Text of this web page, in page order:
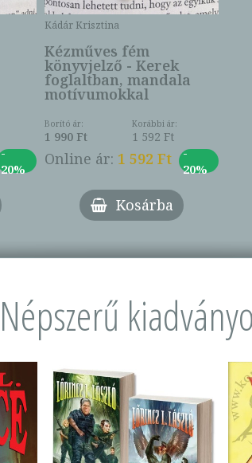
-
20%
Kádár Krisztina
Kézműves fém
könyvjelző - Kerek
foglaltban, mandala
motívumokkal
Borító ár:
1 990 Ft
Korábbi ár:
1 592 Ft
Online ár: 1 592 Ft
-
20%
Kosárba
Népszerű